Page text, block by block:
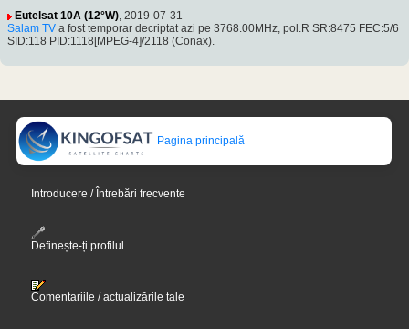
Eutelsat 10A (12°W), 2019-07-31
Salam TV a fost temporar decriptat azi pe 3768.00MHz, pol.R SR:8475 FEC:5/6
SID:118 PID:1118[MPEG-4]/2118 (Conax).
Pagina principală
Introducere / Întrebări frecvente
Definește-ți profilul
Comentariile / actualizările tale